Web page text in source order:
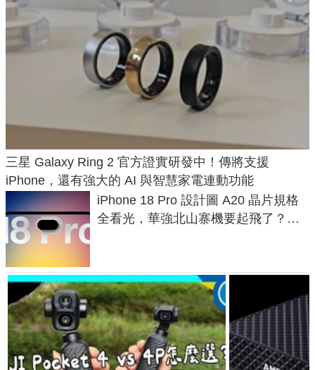
三星 Galaxy Ring 2 官方證實研發中！傳將支援
iPhone，還有強大的 AI 與智慧家電連動功能
iPhone 18 Pro 設計圖 A20 晶片規格
全看光，華強北山寨機要起飛了？專